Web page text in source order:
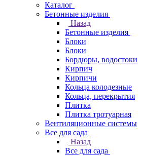
Каталог
Бетонные изделия
Назад
Бетонные изделия
Блоки
Блоки
Бордюры, водостоки
Кирпич
Кирпичи
Кольца колодезные
Кольца, перекрытия
Плитка
Плитка тротуарная
Вентиляционные системы
Все для сада
Назад
Все для сада